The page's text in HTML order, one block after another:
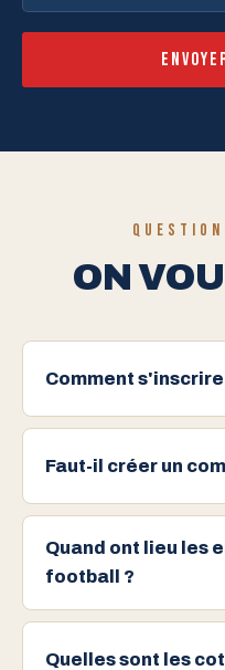
ON
Comment s'inscrire
Faut-il créer un
Quand ont lieu les
football ?
Quelles sont les